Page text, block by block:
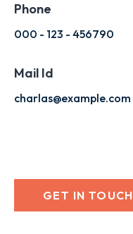
Phone
000 - 123 - 456790
Mail Id
charlas@example.com
GET IN TOUCH